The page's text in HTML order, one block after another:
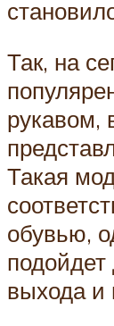
Так, на
рукавом,
Такая
обувью,
подойдет
выхода и